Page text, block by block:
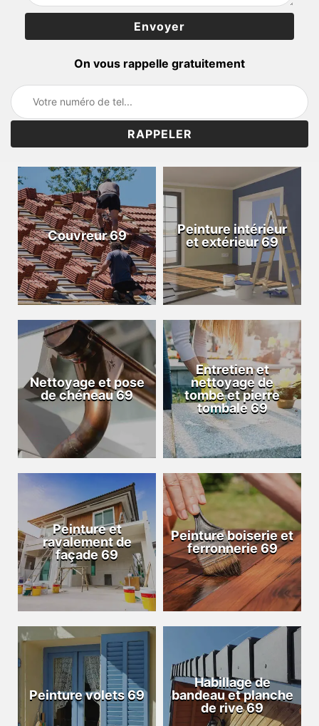
On vous rappelle gratuitement
Couvreur 69
Peinture intérieur
et extérieur 69
Nettoyage et pose
de chéneau 69
Entretien et
nettoyage de
tombe et pierre
tombale 69
Peinture et
ravalement de
façade 69
Peinture boiserie et
ferronnerie 69
Peinture volets 69
Habillage de
bandeau et planche
de rive 69